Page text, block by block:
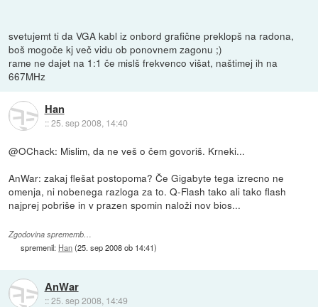
svetujemt ti da VGA kabl iz onbord grafične preklopš na radona,
boš mogoče kj več vidu ob ponovnem zagonu ;)
rame ne dajet na 1:1 če mislš frekvenco višat, naštimej ih na
667MHz
Han
::25. sep 2008, 14:40
@OChack: Mislim, da ne veš o čem govoriš. Krneki...
AnWar: zakaj flešat postopoma? Če Gigabyte tega izrecno ne
omenja, ni nobenega razloga za to. Q-Flash tako ali tako flash
najprej pobriše in v prazen spomin naloži nov bios...
Zgodovina sprememb…
spremenil: Han(25. sep 2008 ob 14:41)
AnWar
::25. sep 2008, 14:49